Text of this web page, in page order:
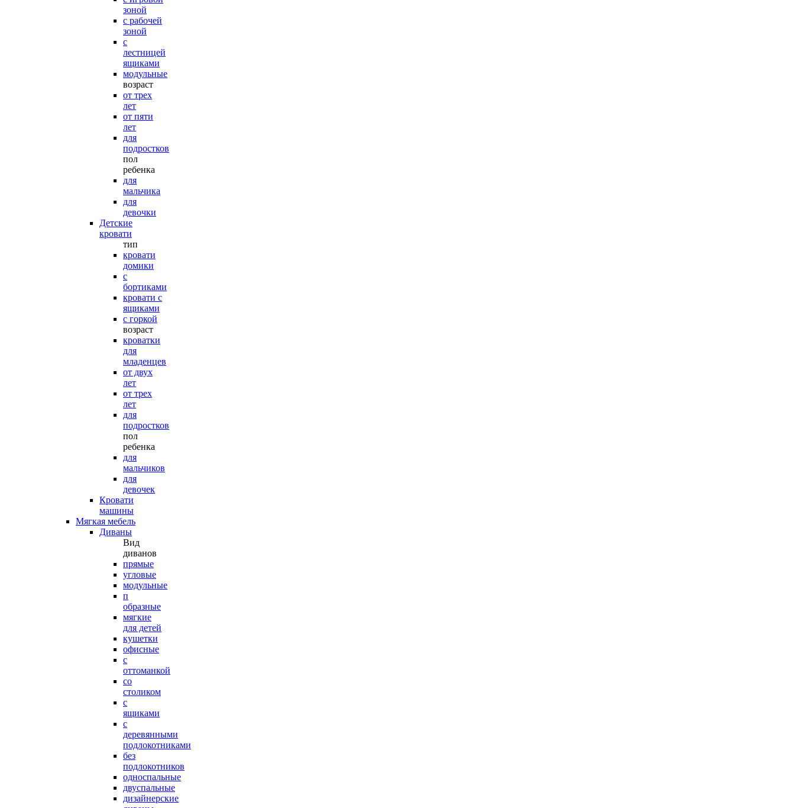
зоной
с рабочей
зоной
с
лестницей
ящиками
модульные
возраст
от трех
лет
от пяти
лет
для
подростков
пол
ребенка
для
мальчика
для
девочки
Детские
кровати
тип
кровати
домики
с
бортиками
кровати с
ящиками
с горкой
возраст
кроватки
для
младенцев
от двух
лет
от трех
лет
для
подростков
пол
ребенка
для
мальчиков
для
девочек
Кровати
машины
Мягкая мебель
Диваны
Вид
диванов
прямые
угловые
модульные
п
образные
мягкие
для детей
кушетки
офисные
с
оттоманкой
со
столиком
с
ящиками
с
деревянными
подлокотниками
без
подлокотников
односпальные
двуспальные
дизайнерские